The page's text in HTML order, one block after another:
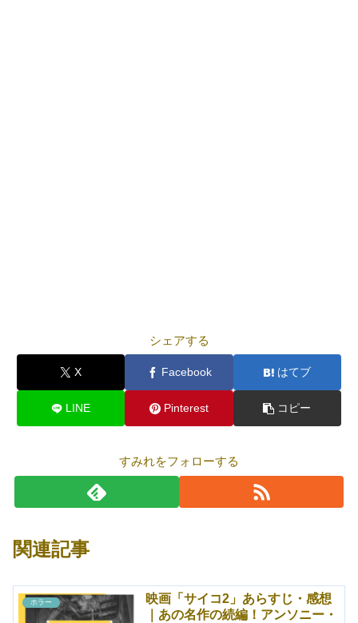
シェアする
X Facebook はてブ
LINE Pinterest コピー
すみれをフォローする
関連記事
ホラー
映画「サイコ2」あらすじ・感想
｜あの名作の続編！アンソニー・